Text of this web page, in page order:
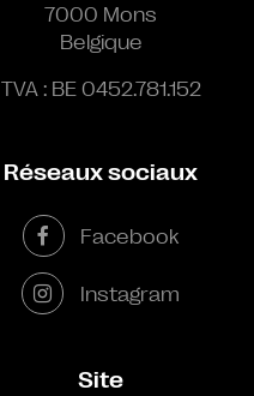
7000 Mons
Belgique
TVA : BE 0452.781.152
Réseaux sociaux
Facebook
Instagram
Site